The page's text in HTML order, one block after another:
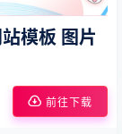
模板 图片
前往下载